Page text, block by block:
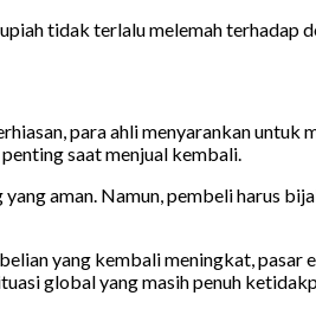
tidak terlalu melemah terhadap
para ahli menyarankan untuk
saat menjual kembali.
aman. Namun, pembeli harus
yang kembali meningkat,
global yang masih penuh